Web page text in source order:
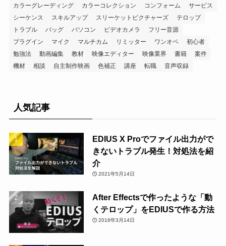
カラーグレーディング
カラーコレクション コンフォーム
サービス
シーケンス
スキルアップ スリーケットピクチャーズ
テロップ
トラブル
バッグ パソコン ビデオカメラ
フリー音源
プラグイン
マイク マルチカム リミッター ワンオペ
初心者
勉強法
動画編集 教材 映像エディター 映像業界 書籍
案件
機材
相談 自主制作映画 色補正 講座 転職 音声収録
人気記事
EDIUS X Proでファイル出力がで
きないトラブル発生！対処法を紹
介
2021年5月14日
After Effectsで作ったような「動
くテロップ」をEDIUSで作る方法
2018年3月14日